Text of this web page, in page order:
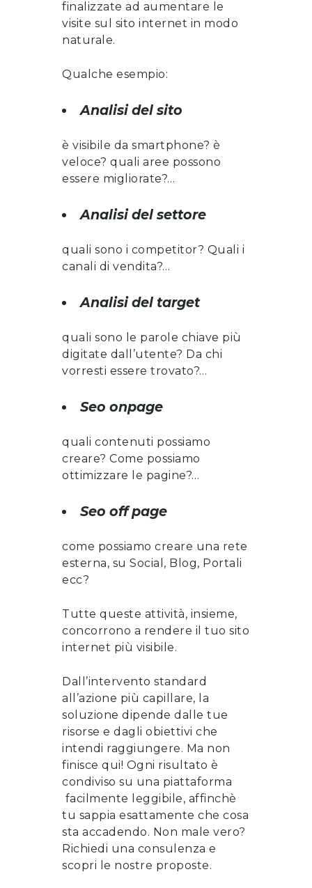
finalizzate ad aumentare le
visite sul sito internet in modo
naturale.
Qualche esempio:
Analisi del sito
è visibile da smartphone? è
veloce? quali aree possono
essere migliorate?…
Analisi del settore
quali sono i competitor? Quali i
canali di vendita?…
Analisi del target
quali sono le parole chiave più
digitate dall’utente? Da chi
vorresti essere trovato?…
Seo onpage
quali contenuti possiamo
creare? Come possiamo
ottimizzare le pagine?…
Seo off page
come possiamo creare una rete
esterna, su Social, Blog, Portali
ecc?
Tutte queste attività, insieme,
concorrono a rendere il tuo sito
internet più visibile.
Dall’intervento standard
all’azione più capillare, la
soluzione dipende dalle tue
risorse e dagli obiettivi che
intendi raggiungere. Ma non
finisce qui! Ogni risultato è
condiviso su una piattaforma
facilmente leggibile, affinchè
tu sappia esattamente che cosa
sta accadendo. Non male vero?
Richiedi una consulenza e
scopri le nostre proposte.